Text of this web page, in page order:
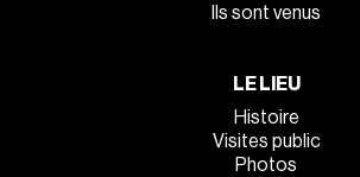
Ils sont venus
LE LIEU
Histoire
Visites public
Photos